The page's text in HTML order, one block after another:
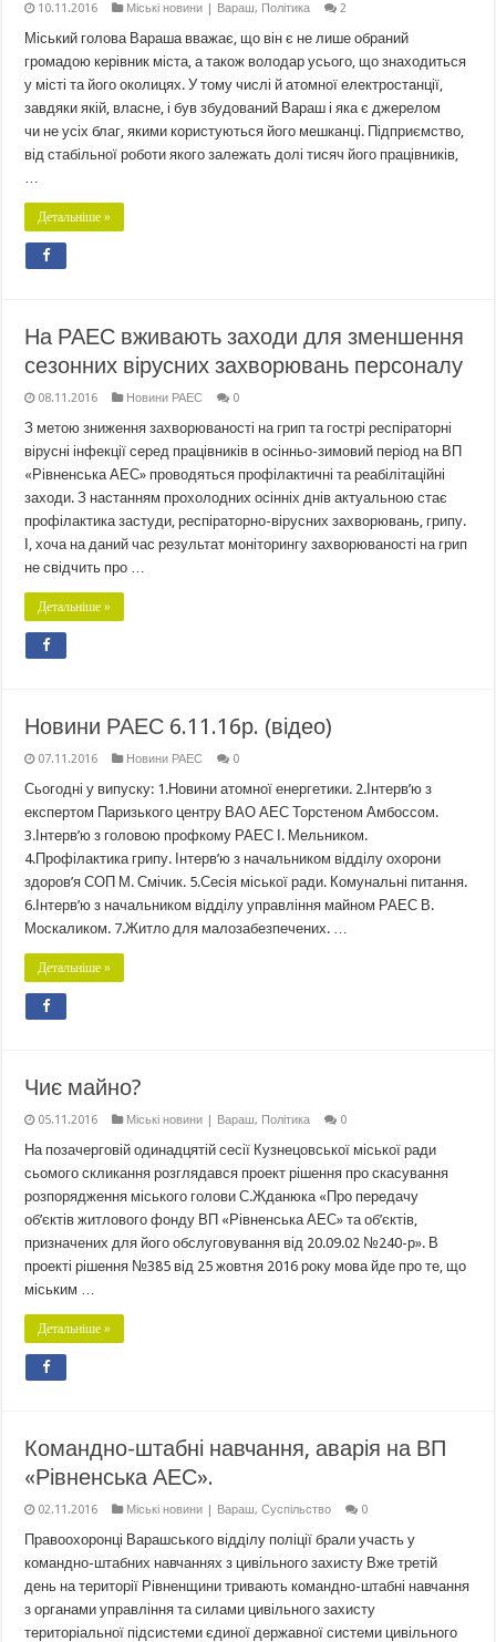
10.11.2016 Міські новини | Вараш, Політика 2
Міський голова Вараша вважає, що він є не лише обраний
громадою керівник міста, а також володар усього, що знаходиться
у місті та його околицях. У тому числі й атомної електростанції,
завдяки якій, власне, і був збудований Вараш і яка є джерелом
чи не усіх благ, якими користуються його мешканці. Підприємство,
від стабільної роботи якого залежать долі тисяч його працівників,
…
Детальніше »
На РАЕС вживають заходи для зменшення
сезонних вірусних захворювань персоналу
08.11.2016 Новини РАЕС 0
З метою зниження захворюваності на грип та гострі респіраторні
вірусні інфекції серед працівників в осінньо-зимовий період на ВП
«Рівненська АЕС» проводяться профілактичні та реабілітаційні
заходи. З настанням прохолодних осінніх днів актуальною стає
профілактика застуди, респіраторно-вірусних захворювань, грипу.
І, хоча на даний час результат моніторингу захворюваності на грип
не свідчить про …
Детальніше »
Новини РАЕС 6.11.16р. (відео)
07.11.2016 Новини РАЕС 0
Сьогодні у випуску: 1.Новини атомної енергетики. 2.Інтерв’ю з
експертом Паризького центру ВАО АЕС Торстеном Амбоссом.
3.Інтерв’ю з головою профкому РАЕС І. Мельником.
4.Профілактика грипу. Інтерв’ю з начальником відділу охорони
здоров’я СОП М. Смічик. 5.Сесія міської ради. Комунальні питання.
6.Інтерв’ю з начальником відділу управління майном РАЕС В.
Москаликом. 7.Житло для малозабезпечених. …
Детальніше »
Чиє майно?
05.11.2016 Міські новини | Вараш, Політика 0
На позачерговій одинадцятій сесії Кузнецовської міської ради
сьомого скликання розглядався проект рішення про скасування
розпорядження міського голови С.Жданюка «Про передачу
об’єктів житлового фонду ВП «Рівненська АЕС» та об’єктів,
призначених для його обслуговування від 20.09.02 №240-р». В
проекті рішення №385 від 25 жовтня 2016 року мова йде про те, що
міським …
Детальніше »
Командно-штабні навчання, аварія на ВП
«Рівненська АЕС».
02.11.2016 Міські новини | Вараш,Суспільство 0
Правоохоронці Варашського відділу поліції брали участь у
командно-штабних навчаннях з цивільного захисту Вже третій
день на території Рівненщини тривають командно-штабні навчання
з органами управління та силами цивільного захисту
територіальної підсистеми єдиної державної системи цивільного